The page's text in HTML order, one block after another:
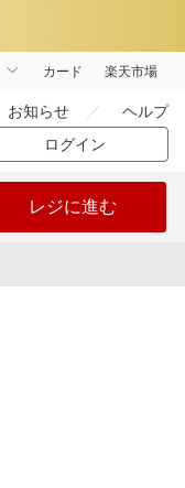
カード 楽天市場
お知らせ ヘルプ
ログイン
レジに進む